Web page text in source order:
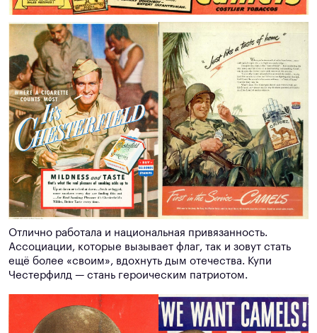
Отлично работала и национальная привязанность.
Ассоциации, которые вызывает флаг, так и зовут стать
ещё более «своим», вдохнуть дым отечества. Купи
Честерфилд — стань героическим патриотом.